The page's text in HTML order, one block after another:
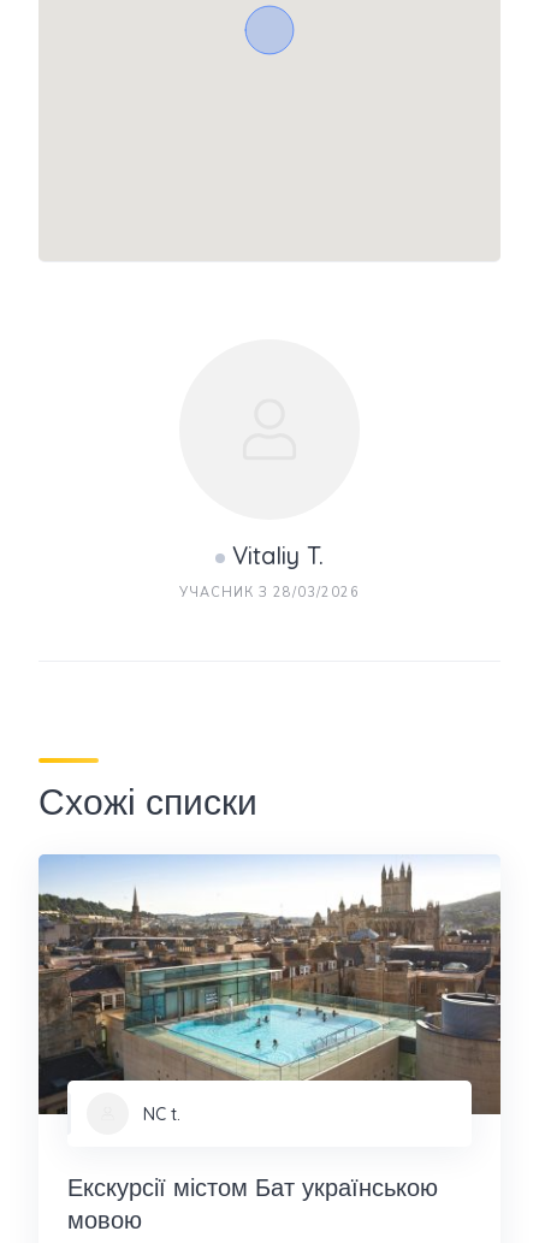
Vitaliy T.
УЧАСНИК З 28/03/2026
Схожі списки
NC t.
Екскурсії містом Бат українською
мовою